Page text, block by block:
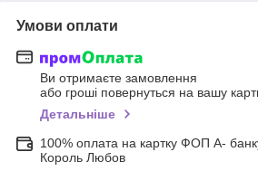
Умови оплати
Ви отримаєте замовлення
або гроші повернуться на вашу
Детальніше
100% оплата на картку ФОП А-
Король Любов